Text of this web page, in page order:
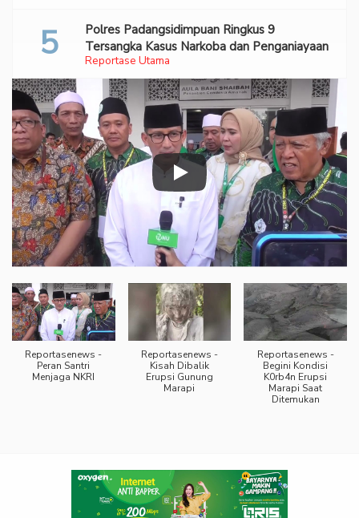
Reportase Utama
Polres Padangsidimpuan Ringkus 9
Tersangka Kasus Narkoba dan Penganiayaan
Reportasenews -
Peran Santri
Menjaga NKRI
Reportasenews -
Kisah Dibalik
Erupsi Gunung
Marapi
Reportasenews -
Begini Kondisi
K0rb4n Erupsi
Marapi Saat
Ditemukan